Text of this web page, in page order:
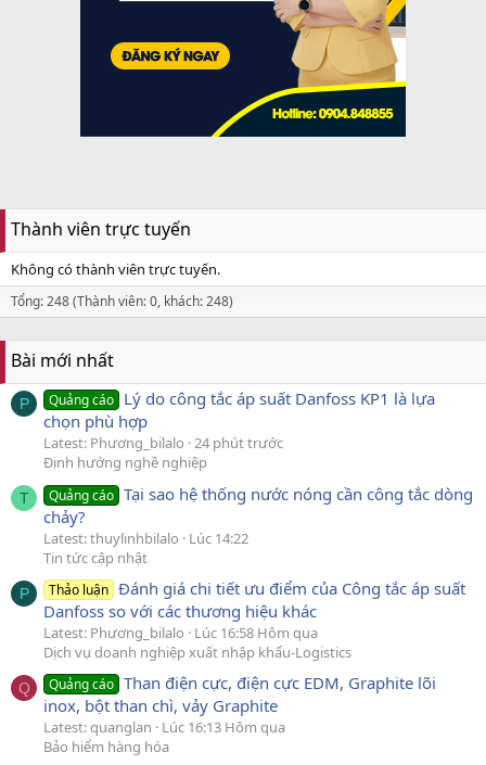
Thành viên trực tuyến
Không có thành viên trực tuyến.
Tổng: 248 (Thành viên: 0, khách: 248)
Bài mới nhất
P Quảng cáo Lý do công tắc áp suất Danfoss KP1 là lựa
chọn phù hợp
Latest: Phương_bilalo 24 phút trước
Định hướng nghề nghiệp
T Quảng cáo Tại sao hệ thống nước nóng cần công tắc dòng
chảy?
Latest: thuylinhbilalo
Lúc 14:22
Tin tức cập nhật
P Thảo luận Đánh giá chi tiết ưu điểm của Công tắc áp suất
Danfoss so với các thương hiệu khác
Latest: Phương_bilalo
Lúc 16:58 Hôm qua
Dịch vụ doanh nghiệp xuất nhập khẩu-Logistics
Q Quảng cáo Than điện cực, điện cực EDM, Graphite lõi
inox, bột than chì, vảy Graphite
Latest: quanglan
Lúc 16:13 Hôm qua
Bảo hiểm hàng hóa